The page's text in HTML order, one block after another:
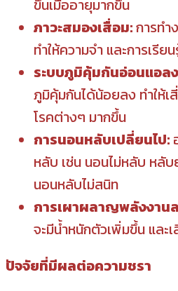
ขึ้นเมื่ออายุมากขึ้น
ภาวะสมองเสื่อม:การท
ทำให้ความจำ และการเรีย
ระบบภูมิคุ้มกันอ่อนแอล
ภูมิคุ้มกันได้น้อยลง ทำให้
โรคต่างๆ มากขึ้น
การนอนหลับเปลี่ยนไป:
หลับ เช่น นอนไม่หลับ หลั
นอนหลับไม่สนิท
การเผาผลาญพลังงาน
จะมีน้ำหนักตัวเพิ่มขึ้น และ
ปัจจัยที่มีผลต่อความชรา